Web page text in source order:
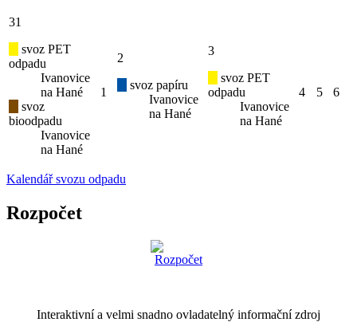
31
svoz PET
odpadu
Ivanovice
na Hané
svoz
bioodpadu
Ivanovice
na Hané
1
2
svoz papíru
Ivanovice
na Hané
3
svoz PET
odpadu
Ivanovice
na Hané
4 5 6
Kalendář svozu odpadu
Rozpočet
Interaktivní a velmi snadno ovladatelný informační zdroj